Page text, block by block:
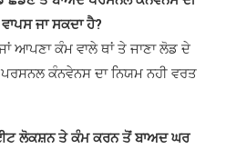
ਜਾ ਸਕਦਾ ਹੈ?
ਆਪਣਾ ਕੰਮ ਵਾਲੇ ਥਾਂ ਤੇ ਜਾਣਾ ਲੋਡ ਦੇ
ਕੰਨਵੇਨਸ ਦਾ ਨਿਯਮ ਨਹੀ ਵਰਤ
ਲੋਕਸ਼ਨ ਤੇ ਕੰਮ ਕਰਨ ਤੋਂ ਬਾਅਦ ਘਰ